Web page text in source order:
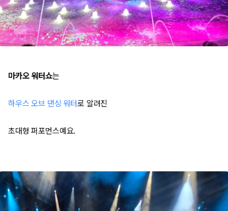
마카오 워터쇼는
하우스 오브 댄싱 워터로 알려진
초대형 퍼포먼스예요.